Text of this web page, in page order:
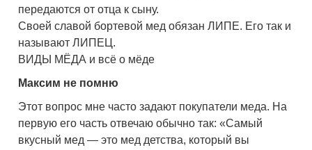
передаются от отца к сыну.
Своей славой бортевой мед обязан ЛИПЕ. Его так и
называют ЛИПЕЦ.
ВИДЫ МЁДА и всё о мёде
Максим не помню
Этот вопрос мне часто задают покупатели меда. На
первую его часть отвечаю обычно так: «Самый
вкусный мед — это мед детства, который вы